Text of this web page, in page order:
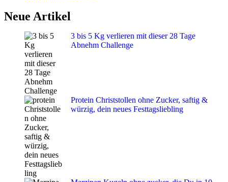
Neue Artikel
3 bis 5 Kg verlieren mit dieser 28 Tage
Abnehm Challenge
Protein Christstollen ohne Zucker, saftig &
würzig, dein neues Festtagsliebling